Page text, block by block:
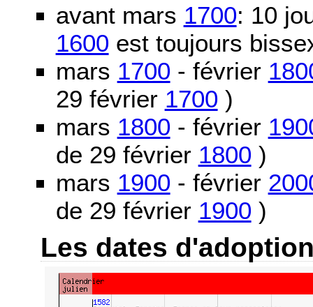
avant mars 1700: 10
1600 est toujours
mars 1700 - février
29 février 1700 )
mars 1800 - février
de 29 février 1800 )
mars 1900 - février
de 29 février 1900 )
Les dates